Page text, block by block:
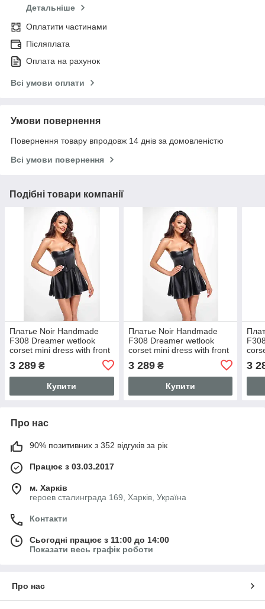
Детальніше
Оплатити частинами
Післяплата
Оплата на рахунок
Всі умови оплати
Умови повернення
Повернення товару впродовж 14 днів за домовленістю
Всі умови повернення
Подібні товари компанії
Платье Noir Handmade
F308 Dreamer wetlook
corset mini dress with front
3 289 ₴
Купити
Платье Noir Handmade
F308 Dreamer wetlook
corset mini dress with front
3 289₴
Купити
3
Про нас
90% позитивних з 352 відгуків за рік
Працює з 03.03.2017
м. Харків
героев сталинграда 169, Харків, Україна
Контакти
Сьогодні працює з 11:00 до 14:00
Показати весь графік роботи
Про нас